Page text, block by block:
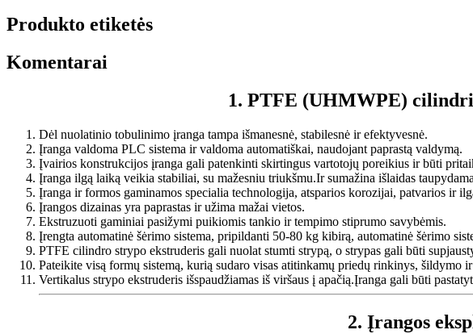
Produkto etiketės
Komentarai
1. PTFE (UHMWPE)
Dėl nuolatinio tobulinimo įranga tampa išmanesnė, stabilesnė ir efektyvesnė.
Įranga valdoma PLC sistema ir valdoma automatiškai, naudojant paprastą valdymą.
Įvairios konstrukcijos įranga gali patenkinti skirtingus vartotojų poreikius ir būti
Įranga ilgą laiką veikia stabiliai, su mažesniu triukšmu.Ir sumažina išlaidas
Įranga ir formos gaminamos specialia technologija, atsparios korozijai, patvarios ir
Įrangos dizainas yra paprastas ir užima mažai vietos.
Ekstruzuoti gaminiai pasižymi puikiomis tankio ir tempimo stiprumo savybėmis.
Įrengta automatinė šėrimo sistema, pripildanti 50-80 kg kibirą, automatinė šėrimo
PTFE cilindro strypo ekstruderis gali nuolat stumti strypą, o strypas gali būti
Pateikite visą formų sistemą, kurią sudaro visas atitinkamų priedų rinkinys, šildymo
Vertikalus strypo ekstruderis išspaudžiamas iš viršaus į apačią.Įranga gali būti
2. Įrangos